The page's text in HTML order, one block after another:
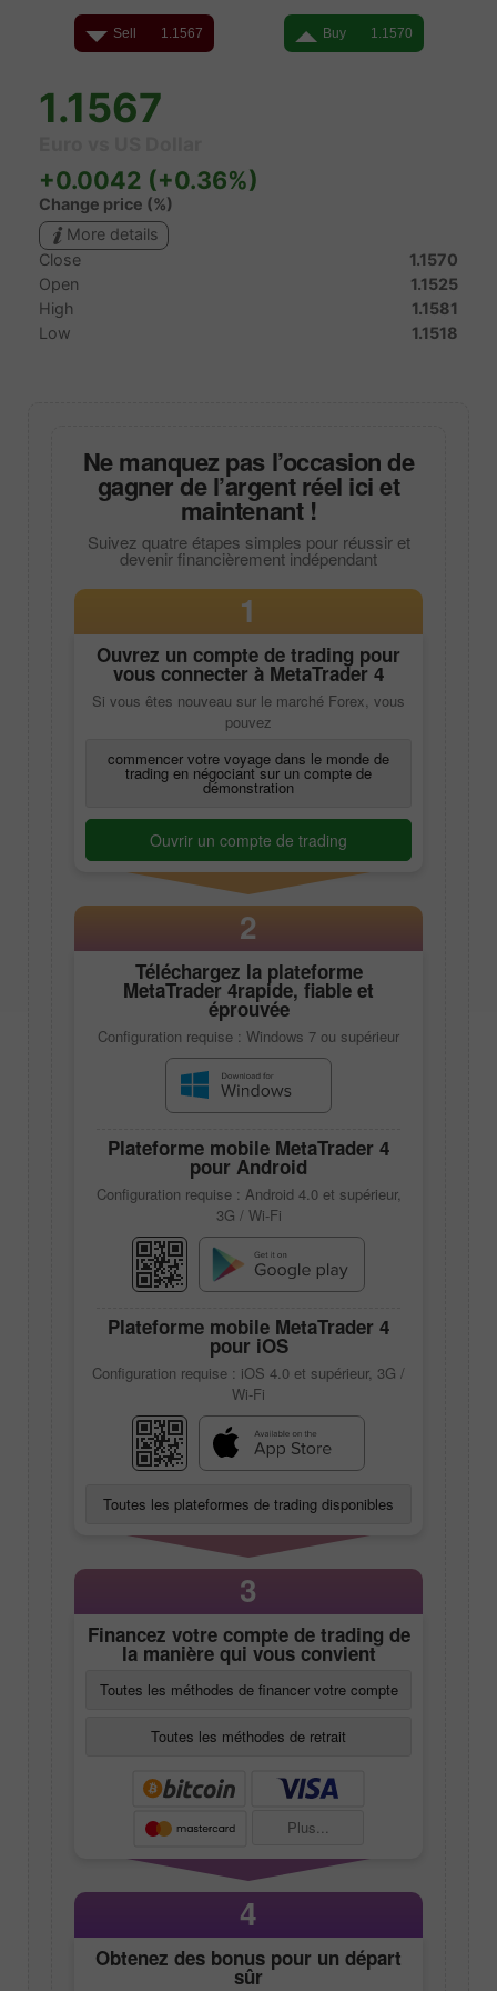
Ne manquez pas l’occasion de
gagner de l’argent réel ici et
maintenant !
Suivez quatre étapes simples pour réussir et
devenir financièrement indépendant
1
Ouvrez un compte de trading pour
vous connecter à MetaTrader 4
Si vous êtes nouveau sur le marché Forex, vous
pouvez
commencer votre voyage dans le monde de
trading en négociant sur un compte de
démonstration
Ouvrir un compte de trading
2
Téléchargez la plateforme
MetaTrader 4rapide, fiable et
éprouvée
Configuration requise : Windows 7 ou supérieur
Plateforme mobile MetaTrader 4
pour Android
Configuration requise : Android 4.0 et supérieur,
3G / Wi-Fi
Plateforme mobile MetaTrader 4
pour iOS
Configuration requise : iOS 4.0 et supérieur, 3G /
Wi-Fi
Toutes les plateformes de trading disponibles
3
Financez votre compte de trading de
la manière qui vous convient
Toutes les méthodes de financer votre compte
Toutes les méthodes de retrait
Plus...
4
Obtenez des bonus pour un départ
sûr